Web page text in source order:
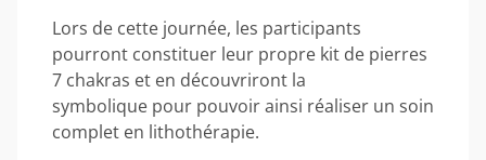
Lors de cette journée, les participants
pourront constituer leur propre kit de pierres
7 chakras et en découvriront la
symbolique pour pouvoir ainsi réaliser un soin
complet en lithothérapie.